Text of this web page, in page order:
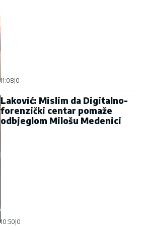
11:08 0
Laković: Mislim da Digitalno-
forenzički centar pomaže
odbjeglom Milošu Medenici
10:50 0